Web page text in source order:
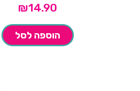
₪14.90
הוספה לסל